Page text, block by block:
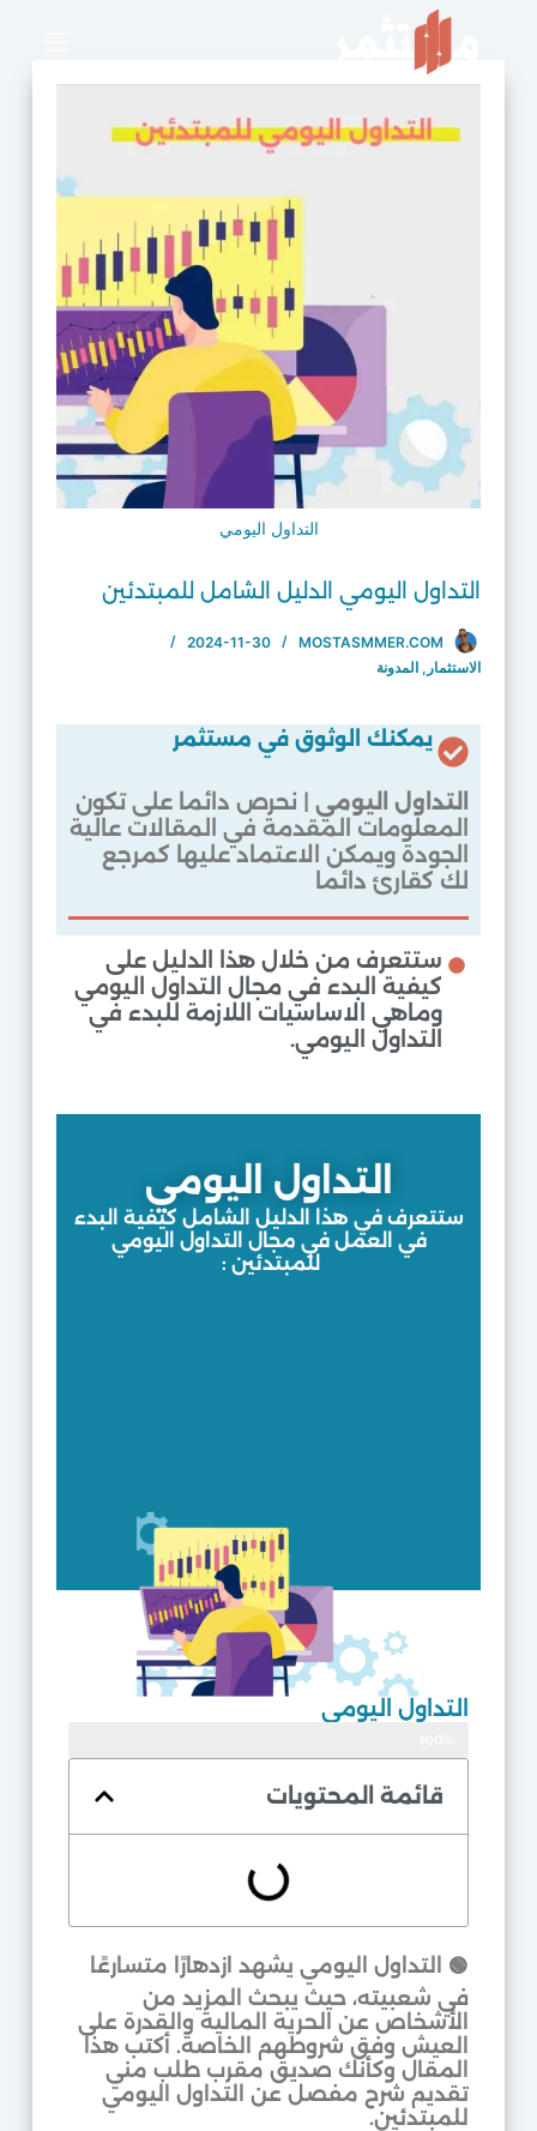
التداول اليومي
التداول اليومي الدليل الشامل للمبتدئين
MOSTASMMER.COM
2024-11-30
الاستثمار , المدونة
يمكنك الوثوق في مستثمر
التداول اليومي
| نحرص دائما على تكون
المعلومات المقدمة في المقالات عالية
الجودة ويمكن الاعتماد عليها كمرجع
لك كقارئ دائما
ستتعرف من خلال هذا الدليل على
كيفية البدء في مجال التداول اليومي
وماهي الاساسيات اللازمة للبدء في
التداول اليومي.
التداول اليومي
ستتعرف في هذا الدليل الشامل كيفية البدء
في العمل في مجال التداول اليومي
للمبتدئين :
التداول اليومي
قائمة المحتويات
🟢 التداول اليومي يشهد ازدهارًا متسارعًا
في شعبيته، حيث يبحث المزيد من
الأشخاص عن الحرية المالية والقدرة على
العيش وفق شروطهم الخاصة. أكتب هذا
المقال وكأنك صديق مقرب طلب مني
تقديم شرح مفصل عن التداول اليومي
للمبتدئين.